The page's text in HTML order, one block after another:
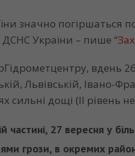
значно погіршаться
ДСНС України – пише “
вдень
Львівській, Івано-
сильні дощі (ІІ рівень
частині, 27 вересня у
грози, в окремих